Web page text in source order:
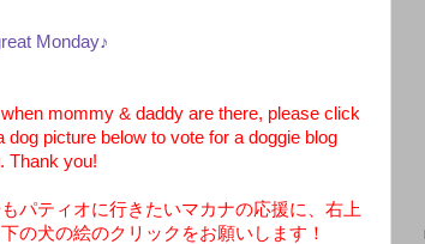
Monday♪
mommy & daddy are there, please click
picture below to vote for a doggie blog
Thank you!
パティオに行きたいマカナの応援に、右上
の犬の絵のクリックをお願いします！